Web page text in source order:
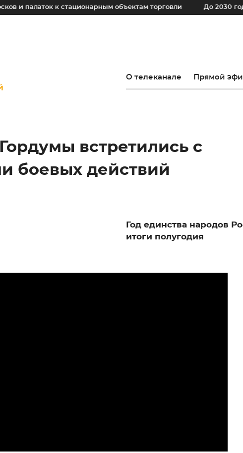
к стационарным объектам торговли До 2030 года в
О телеканале Прямой
встретились с
боевых действий
Год единства народов
итоги полугодия